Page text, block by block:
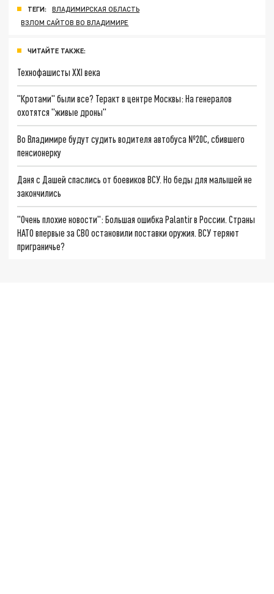
ТЕГИ:
ВЛАДИМИРСКАЯ ОБЛАСТЬ
ВЗЛОМ САЙТОВ ВО ВЛАДИМИРЕ
ЧИТАЙТЕ ТАКЖЕ:
Технофашисты XXI века
"Кротами" были все? Теракт в центре Москвы: На генералов
охотятся "живые дроны"
Во Владимире будут судить водителя автобуса №20С, сбившего
пенсионерку
Даня с Дашей спаслись от боевиков ВСУ. Но беды для малышей не
закончились
"Очень плохие новости": Большая ошибка Palantir в России. Страны
НАТО впервые за СВО остановили поставки оружия. ВСУ теряют
приграничье?